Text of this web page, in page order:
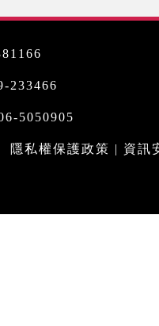
233466
5050905
隱私權保護政策 | 資訊